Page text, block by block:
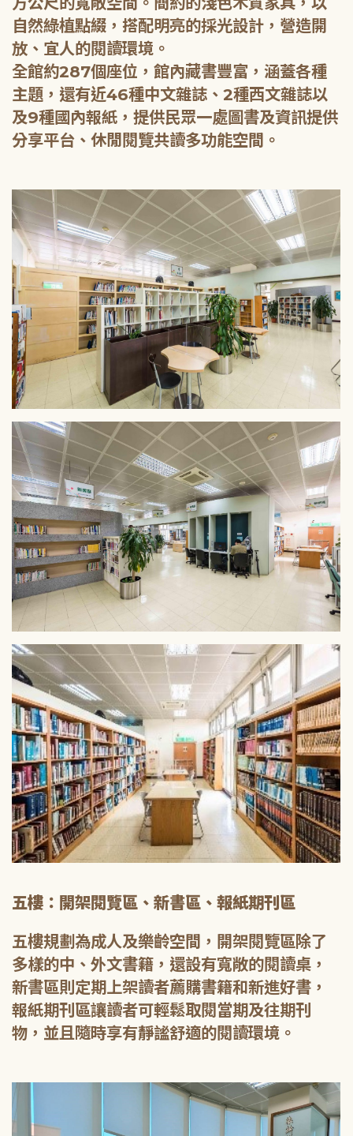
自然綠植點綴，搭配明亮的採光設計，營造開
放、宜人的閱讀環境。
全館約287個座位，館內藏書豐富，涵蓋各種
主題，還有近46種中文雜誌、2種西文雜誌以
及9種國內報紙，提供民眾一處圖書及資訊提供
五樓：開架閱覽區、新書區、報紙期刊區
五樓規劃為成人及樂齡空間，開架閱覽區除了
多樣的中、外文書籍，還設有寬敞的閱讀桌，
新書區則定期上架讀者薦購書籍和新進好書，
報紙期刊區讓讀者可輕鬆取閱當期及往期刊
物，並且隨時享有靜謐舒適的閱讀環境。